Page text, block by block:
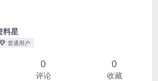
料星
普通用户
0
评论
0
收藏